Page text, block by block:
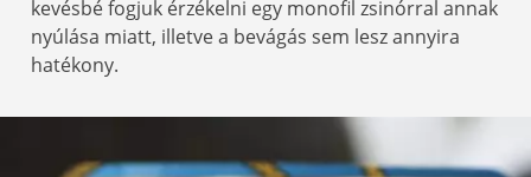
kevésbé fogjuk érzékelni egy monofil zsinórral annak
nyúlása miatt, illetve a bevágás sem lesz annyira
hatékony.